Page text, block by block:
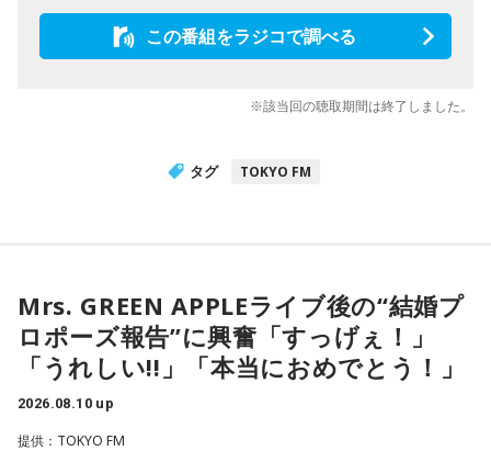
この番組をラジコで調べる
※該当回の聴取期間は終了しました。
タグ TOKYO FM
Mrs. GREEN APPLEライブ後の“結婚プ
ロポーズ報告”に興奮「すっげぇ！」
「うれしい!!」「本当におめでとう！」
2026.08.10 up
提供：TOKYO FM